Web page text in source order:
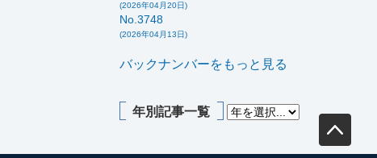
(2026年04月20日)
No.3748
(2026年04月13日)
バックナンバーをもっと見る
年別記事一覧